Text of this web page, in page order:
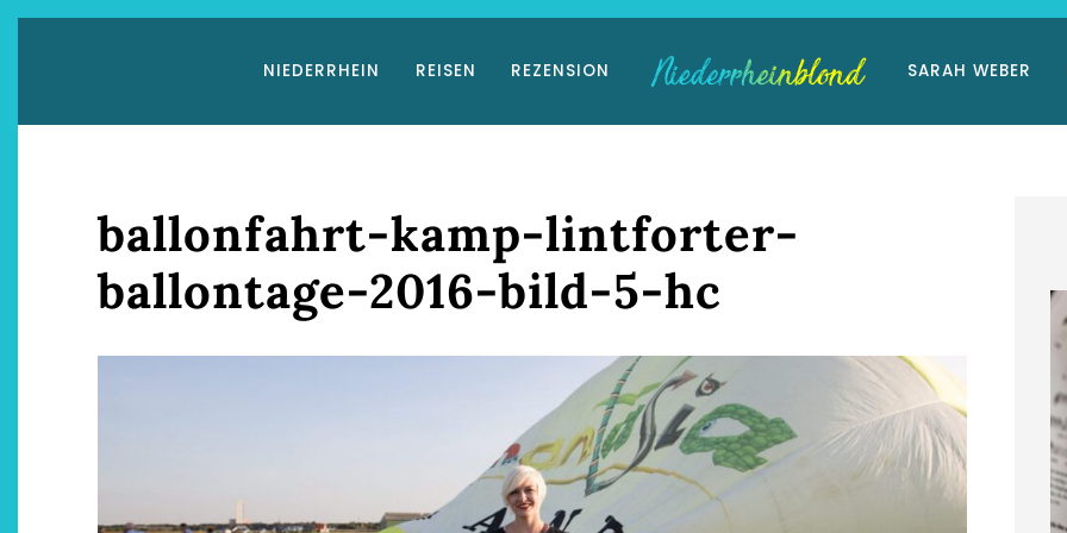
NIEDERRHEIN REISEN REZENSION SARAH WEBER
Eisvogelträume
11. März 2026
ballonfahrt-kamp-lintforter-
ballontage-2016-bild-5-hc